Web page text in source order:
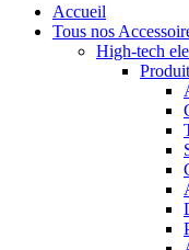
Accueil
Tous nos
High-tech